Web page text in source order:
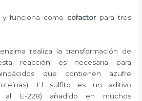
funciona como cofactorpara tres
realiza la transformación de
reacción es necesaria para
que contienen azufre
El sulfito es un aditivo
al E-228) añadido en muchos